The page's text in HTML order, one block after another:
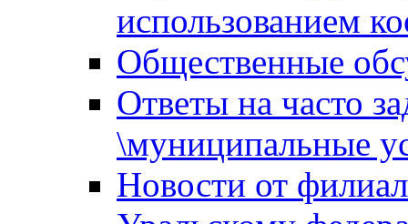
использованием
Общественные
Ответы на часто
\муниципальные
Новости от